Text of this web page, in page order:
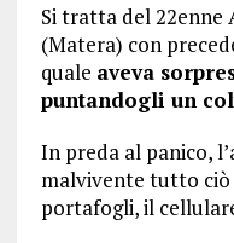
Si tratta del 22enne
(Matera) con
quale aveva
puntandogli un
In preda al panico,
malvivente tutto ciò
portafogli, il